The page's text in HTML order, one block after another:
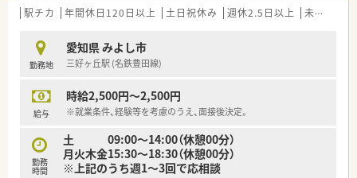
駅チカ 年間休日120日以上 土日祝休み 週休2.5日以上 未経験可
勤務地
愛知県 みよし市
三好ヶ丘駅 (名鉄豊田線)
給与
時給2,500円～2,500円
※就業条件、経験等を考慮のうえ、面接後決定。
勤務
時間
土 09:00～14:00（休憩00分）
月火木金15:30～18:30（休憩00分）
※上記のうち週1～3回で応相談